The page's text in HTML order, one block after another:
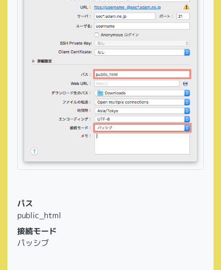
パス
public_html
接続モード
パッシブ